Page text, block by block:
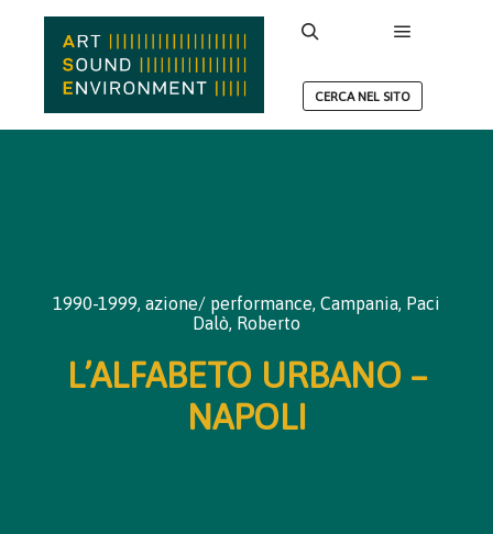
CERCA NEL SITO
1990-1999, azione/ performance, Campania, Paci
Dalò, Roberto
L’ALFABETO URBANO –
NAPOLI